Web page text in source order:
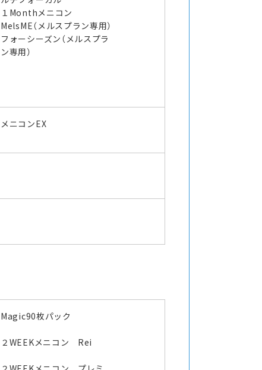
１Monthメニコン
MelsME（メルスプラン専用）
フォーシーズン（メルスプラ
ン専用）
メニコンEX
Magic90枚パック
２WEEKメニコン Rei